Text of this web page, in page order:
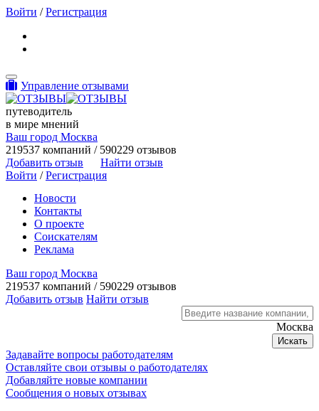
Войти /Регистрация
Toggle navigation
Управление отзывами
путеводитель
в мире мнений
Ваш город Москва
219537 компаний / 590229 отзывов
Добавить отзыв
Найти отзыв
Войти /Регистрация
Новости
Контакты
О проекте
Соискателям
Реклама
Ваш город Москва
219537 компаний / 590229 отзывов
Добавить отзыв Найти отзыв
Москва
Искать
Задавайте вопросы работодателям
Оставляйте свои отзывы о работодателях
Добавляйте новые компании
Сообщения о новых отзывах